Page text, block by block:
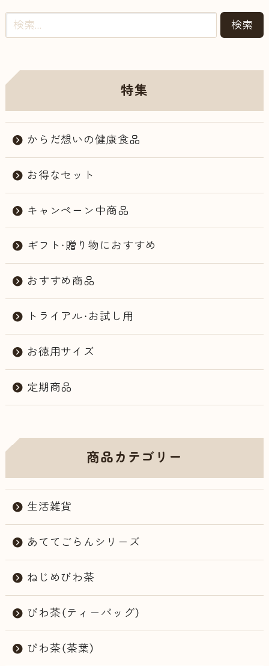
特集
からだ想いの健康食品
お得なセット
キャンペーン中商品
ギフト・贈り物におすすめ
おすすめ商品
トライアル・お試し用
お徳用サイズ
定期商品
商品カテゴリー
生活雑貨
あててごらんシリーズ
ねじめびわ茶
びわ茶（ティーバッグ）
びわ茶（茶葉）